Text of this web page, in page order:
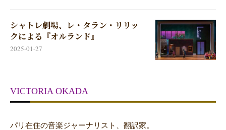
シャトレ劇場、レ・タラン・リリッ
クによる『オルランド』
2025-01-27
VICTORIA OKADA
パリ在住の音楽ジャーナリスト、翻訳家。